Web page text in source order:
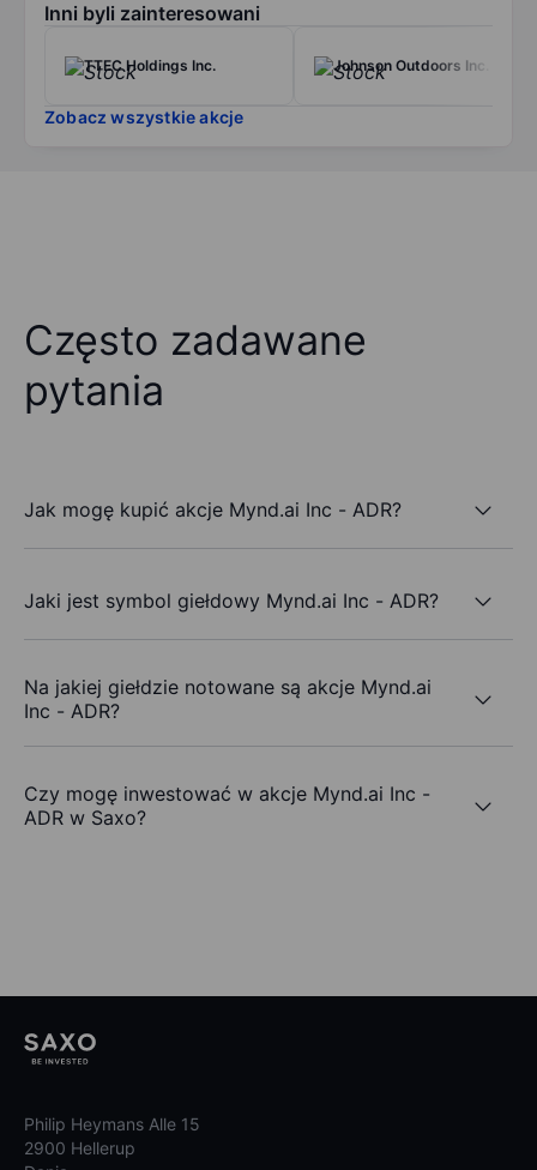
Inni byli zainteresowani
TTEC Holdings Inc. Johnson Outdoors Inc.
Zobacz wszystkie akcje
Często zadawane
pytania
Jak mogę kupić akcje Mynd.ai Inc - ADR?
Jaki jest symbol giełdowy Mynd.ai Inc - ADR?
Na jakiej giełdzie notowane są akcje Mynd.ai
Inc - ADR?
Czy mogę inwestować w akcje Mynd.ai Inc -
ADR w Saxo?
Philip Heymans Alle 15
2900 Hellerup